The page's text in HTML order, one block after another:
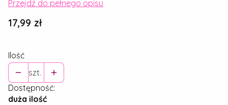
Przejdź do pełnego opisu
Cena
17,99 zł
Ilość
szt.
Dostępność:
duża ilość